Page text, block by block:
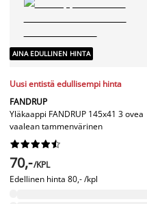
AINA EDULLINEN HINTA
Uusi entistä edullisempi hinta
FANDRUP
Yläkaappi FANDRUP 145x41 3 ovea
vaalean tammenvärinen






70,-/KPL
Edellinen hinta 80,- /kpl